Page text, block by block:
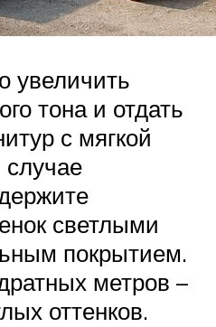
увеличить
тона и отдать
с мягкой
светлыми
покрытием.
метров –
оттенков.